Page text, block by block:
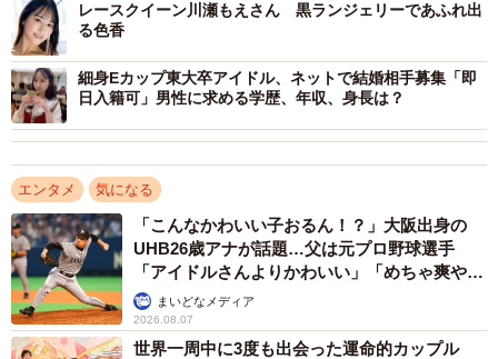
【斎藤恭代さんプロフィール】
さいとうやすよ 28歳 1996年4月22日生まれ 栃木県出
身 T173・B85W64H91 2017年に2017ミス・アース・ジ
ャパンに選出。2023年10月にワニブックスよりファースト
X（@yasuyosaito4）、公式Instagram（@yasuyon4）に
て。FLASHデジタル写真集『Sensational』がkokode
digital（ココデジ）＆各電子書店で発売中
レースクイーン川瀬もえさん 黒ランジェリーであふれ出
る色香
細身Eカップ東大卒アイドル、ネットで結婚相手募集「即
日入籍可」男性に求める学歴、年収、身長は？
エンタメ 気になる
「こんなかわいい子おるん！？」大阪出身の
UHB26歳アナが話題…父は元プロ野球選手
「アイドルさんよりかわいい」「めちゃ爽や
か」まいどなメディア
2026.08.07
世界一周中に3度も出会った運命的カップル